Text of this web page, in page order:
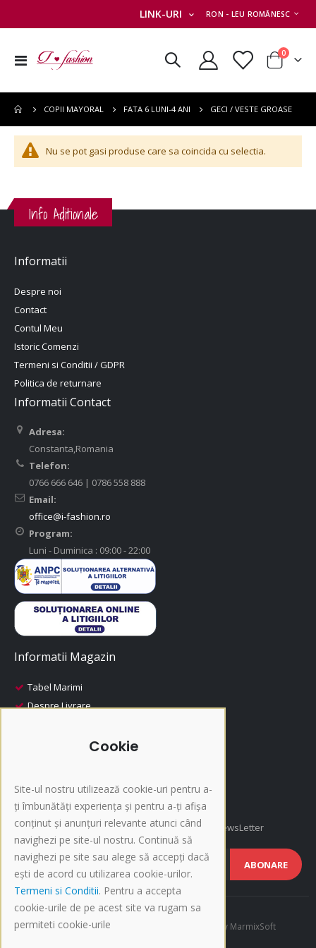
Cookie
Site-ul nostru utilizează cookie-uri pentru a-
ți îmbunătăți experiența și pentru a-ți afișa
conținut și anunțuri relevante atunci când
navighezi pe site-ul nostru. Continuă să
navighezi pe site sau alege să accepți dacă
ești de acord cu utilizarea cookie-urilor.
Termeni si Conditii. Pentru a accepta
cookie-urile de pe acest site va rugam sa
permiteti cookie-urile
LINK-URI MONEDA
RON - LEU ROMÂNESC
Comutare
Cart
0articole
COPII MAYORAL FATA 6 LUNI-4 ANI GECI / VESTE GROASE
Nu se pot gasi produse care sa coincida cu selectia.
Info Aditionale
Informatii
Despre noi
Contact
Contul Meu
Istoric Comenzi
Termeni si Conditii / GDPR
Politica de returnare
Informatii Contact
Adresa:
Constanta,Romania
Telefon:
0766 666 646 | 0786 558 888
Email:
office@i-fashion.ro
Program:
Luni - Duminica : 09:00 - 22:00
Informatii Magazin
Tabel Marimi
Despre Livrare
Inscriere NewsLetter
Afla cele mai noi oferte si promotii, Inscrie-te la NewsLetter
ABONARE
©Copyright 2015-present i-Fashion.ro. Developed by MarmixSoft